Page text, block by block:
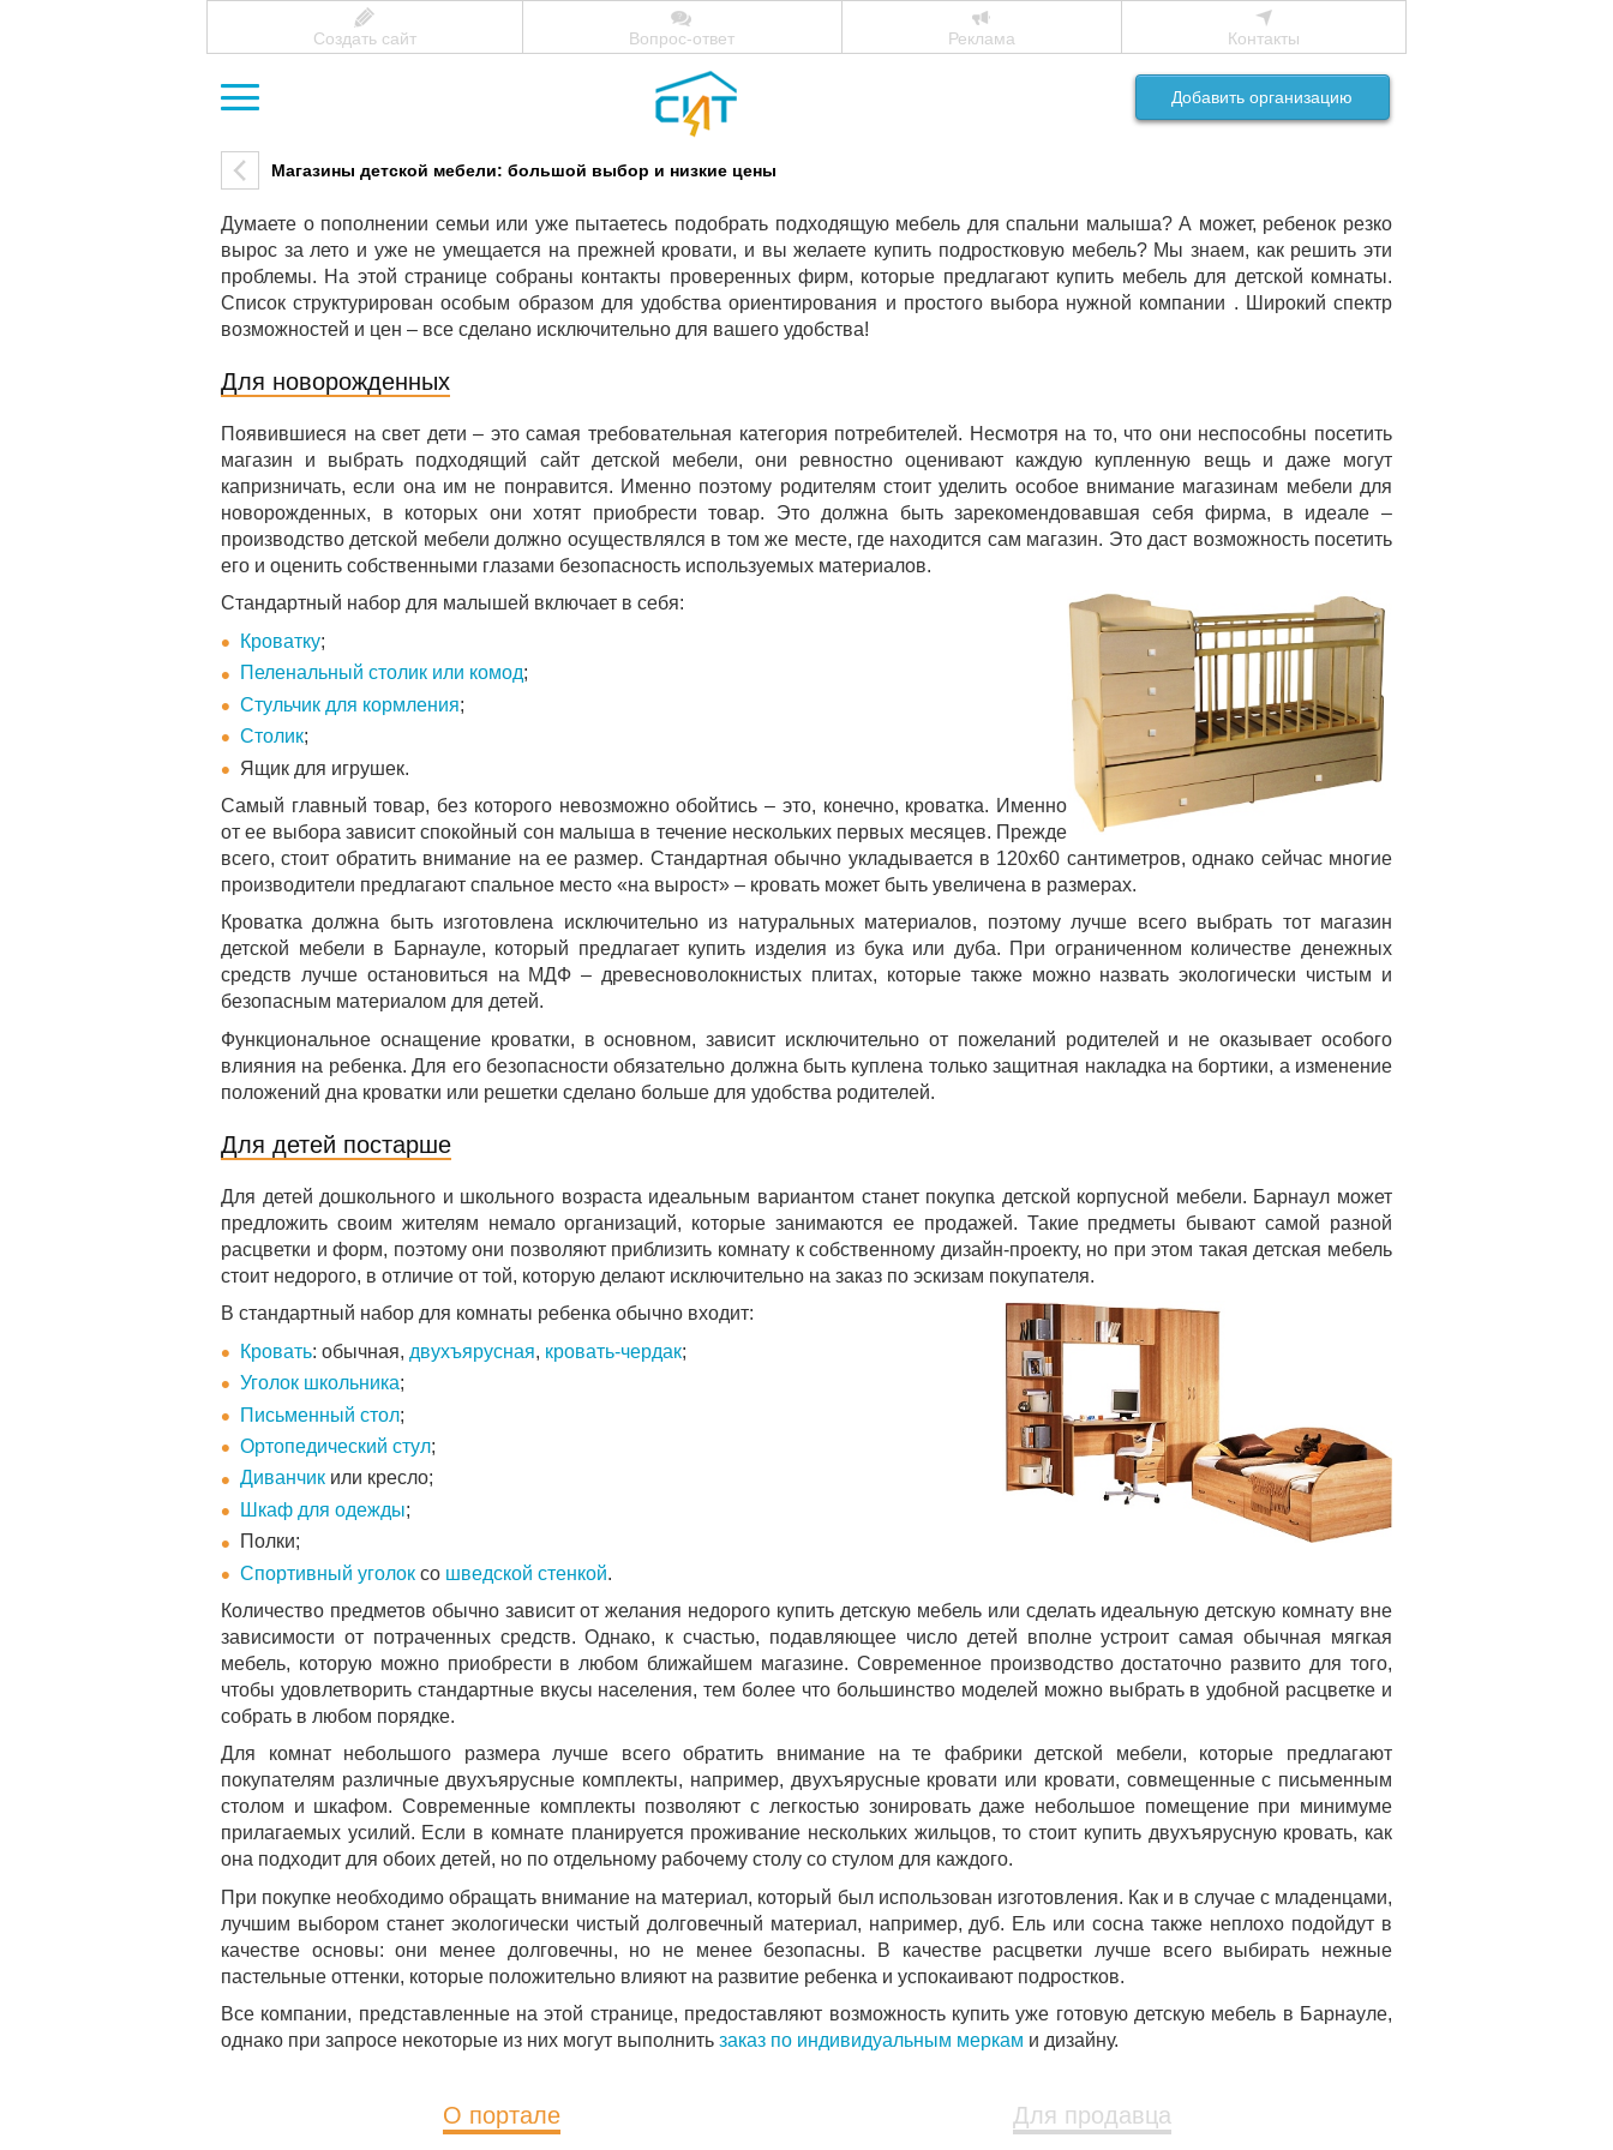
Создать сайт Вопрос-ответ Реклама Контакты
Добавить организацию
Магазины детской мебели: большой выбор и низкие цены
Думаете о пополнении семьи или уже пытаетесь подобрать подходящую мебель для спальни малыша? А может, ребенок резко
вырос за лето и уже не умещается на прежней кровати, и вы желаете купить подростковую мебель? Мы знаем, как решить эти
проблемы. На этой странице собраны контакты проверенных фирм, которые предлагают купить мебель для детской комнаты.
Список структурирован особым образом для удобства ориентирования и простого выбора нужной компании . Широкий спектр
возможностей и цен – все сделано исключительно для вашего удобства!
Для новорожденных
Появившиеся на свет дети – это самая требовательная категория потребителей. Несмотря на то, что они неспособны посетить
магазин и выбрать подходящий сайт детской мебели, они ревностно оценивают каждую купленную вещь и даже могут
капризничать, если она им не понравится. Именно поэтому родителям стоит уделить особое внимание магазинам мебели для
новорожденных, в которых они хотят приобрести товар. Это должна быть зарекомендовавшая себя фирма, в идеале –
производство детской мебели должно осуществлялся в том же месте, где находится сам магазин. Это даст возможность посетить
его и оценить собственными глазами безопасность используемых материалов.
Стандартный набор для малышей включает в себя:
Кроватку;
Пеленальный столик или комод;
Стульчик для кормления;
Столик;
Ящик для игрушек.
Самый главный товар, без которого невозможно обойтись – это, конечно, кроватка. Именно
от ее выбора зависит спокойный сон малыша в течение нескольких первых месяцев. Прежде
всего, стоит обратить внимание на ее размер. Стандартная обычно укладывается в 120x60 сантиметров, однако сейчас многие
производители предлагают спальное место «на вырост» – кровать может быть увеличена в размерах.
Кроватка должна быть изготовлена исключительно из натуральных материалов, поэтому лучше всего выбрать тот магазин
детской мебели в Барнауле, который предлагает купить изделия из бука или дуба. При ограниченном количестве денежных
средств лучше остановиться на МДФ – древесноволокнистых плитах, которые также можно назвать экологически чистым и
безопасным материалом для детей.
Функциональное оснащение кроватки, в основном, зависит исключительно от пожеланий родителей и не оказывает особого
влияния на ребенка. Для его безопасности обязательно должна быть куплена только защитная накладка на бортики, а изменение
положений дна кроватки или решетки сделано больше для удобства родителей.
Для детей постарше
Для детей дошкольного и школьного возраста идеальным вариантом станет покупка детской корпусной мебели. Барнаул может
предложить своим жителям немало организаций, которые занимаются ее продажей. Такие предметы бывают самой разной
расцветки и форм, поэтому они позволяют приблизить комнату к собственному дизайн-проекту, но при этом такая детская мебель
стоит недорого, в отличие от той, которую делают исключительно на заказ по эскизам покупателя.
В стандартный набор для комнаты ребенка обычно входит:
Кровать: обычная, двухъярусная, кровать-чердак;
Уголок школьника;
Письменный стол;
Ортопедический стул;
Диванчик или кресло;
Шкаф для одежды;
Полки;
Спортивный уголок со шведской стенкой.
Количество предметов обычно зависит от желания недорого купить детскую мебель или сделать идеальную детскую комнату вне
зависимости от потраченных средств. Однако, к счастью, подавляющее число детей вполне устроит самая обычная мягкая
мебель, которую можно приобрести в любом ближайшем магазине. Современное производство достаточно развито для того,
чтобы удовлетворить стандартные вкусы населения, тем более что большинство моделей можно выбрать в удобной расцветке и
собрать в любом порядке.
Для комнат небольшого размера лучше всего обратить внимание на те фабрики детской мебели, которые предлагают
покупателям различные двухъярусные комплекты, например, двухъярусные кровати или кровати, совмещенные с письменным
столом и шкафом. Современные комплекты позволяют с легкостью зонировать даже небольшое помещение при минимуме
прилагаемых усилий. Если в комнате планируется проживание нескольких жильцов, то стоит купить двухъярусную кровать, как
она подходит для обоих детей, но по отдельному рабочему столу со стулом для каждого.
При покупке необходимо обращать внимание на материал, который был использован изготовления. Как и в случае с младенцами,
лучшим выбором станет экологически чистый долговечный материал, например, дуб. Ель или сосна также неплохо подойдут в
качестве основы: они менее долговечны, но не менее безопасны. В качестве расцветки лучше всего выбирать нежные
пастельные оттенки, которые положительно влияют на развитие ребенка и успокаивают подростков.
Все компании, представленные на этой странице, предоставляют возможность купить уже готовую детскую мебель в Барнауле,
однако при запросе некоторые из них могут выполнить заказ по индивидуальным меркам и дизайну.
О портале Для продавца